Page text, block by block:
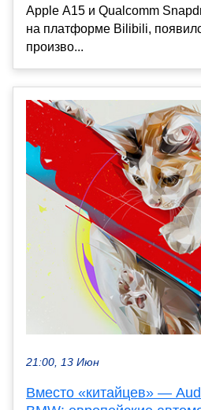
Apple A15 и Qualcomm
на платформе Bilibili,
произво...
21:00, 13 Июн
Вместо «китайцев» —